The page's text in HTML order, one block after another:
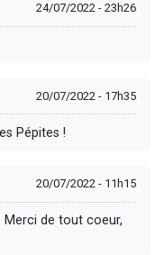
24/07/2022 - 23h26
20/07/2022 - 17h35
Pépites !
20/07/2022 - 11h15
Merci de tout coeur,